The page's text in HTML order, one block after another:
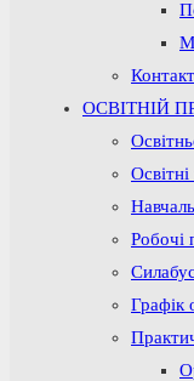
ОСВІТНІЙ
Робочі
Графік